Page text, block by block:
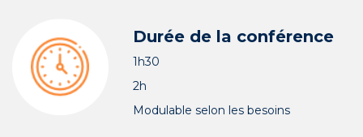
Durée de la conférence
1h30
2h
Modulable selon les besoins